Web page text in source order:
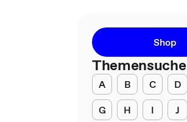
Shop
Themensuche
A B C D
G
H I J